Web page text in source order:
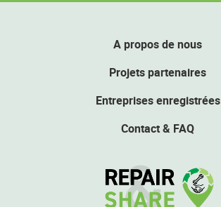
A propos de nous
Projets partenaires
Entreprises enregistrées
Contact & FAQ